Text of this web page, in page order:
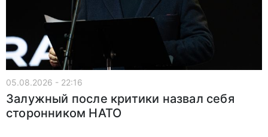
05.08.2026 - 22:16
Залужный после критики назвал себя
сторонником НАТО